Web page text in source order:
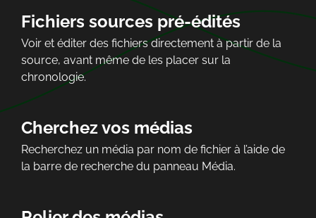
Fichiers sources pré-édités
Voir et éditer des fichiers directement à partir de la
source, avant même de les placer sur la
chronologie.
Cherchez vos médias
Recherchez un média par nom de fichier à l’aide de
la barre de recherche du panneau Média.